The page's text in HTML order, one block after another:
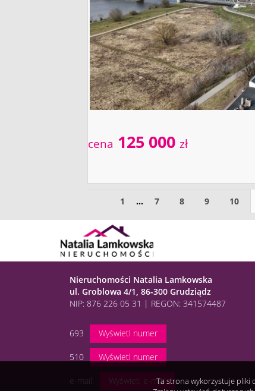
cena 125 000 zł
1 ... 7 8 9 10
Nieruchomości Natalia Lamkowska
ul. Groblowa 4/1, 86-300 Grudziądz
NIP: 876 226 05 31 | REGON: 341574487
693 Wyświetl numer
510 Wyświetl numer
e-mail: Wyświetl e-mailTa strona wykorzystuje pliki